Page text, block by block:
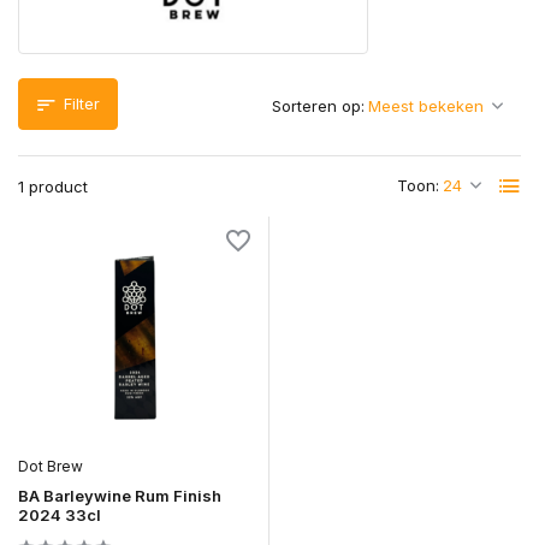
Filter
1 product Toon:
Sorteren op:
Dot Brew
BA Barleywine Rum Finish
2024 33cl